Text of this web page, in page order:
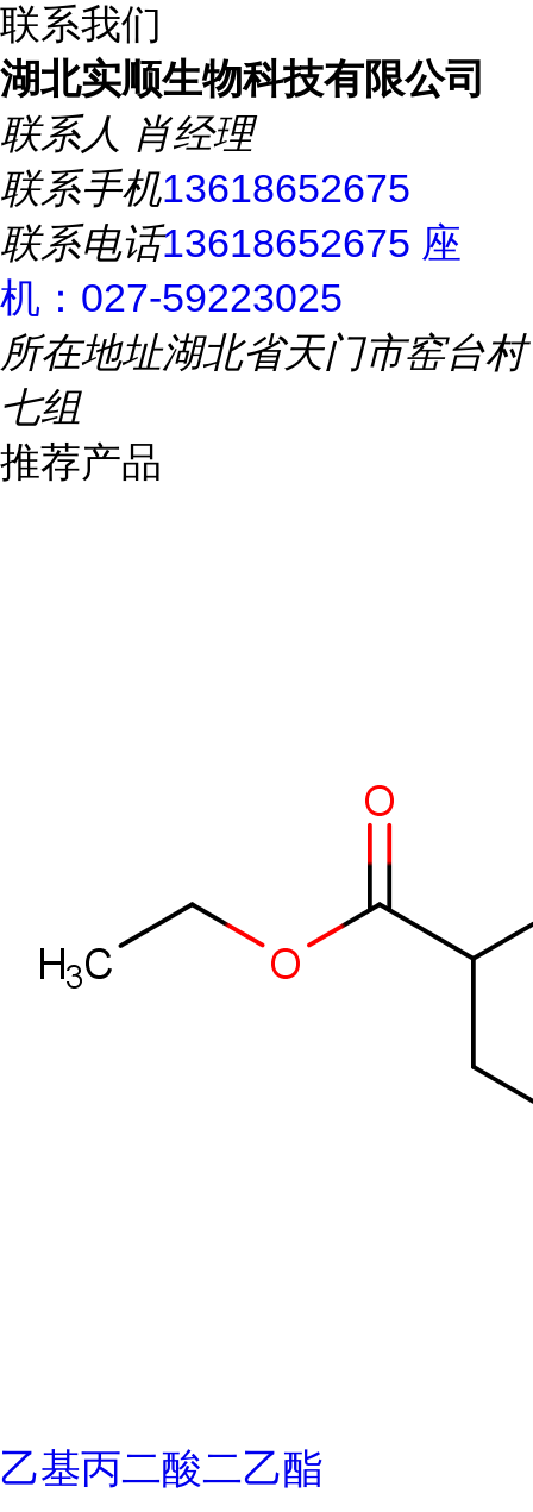
联系我们
湖北实顺生物科技有限公司
联系人 肖经理
联系手机13618652675
联系电话13618652675 座
机：027-59223025
所在地址湖北省天门市窑台村
七组
推荐产品
乙基丙二酸二乙酯